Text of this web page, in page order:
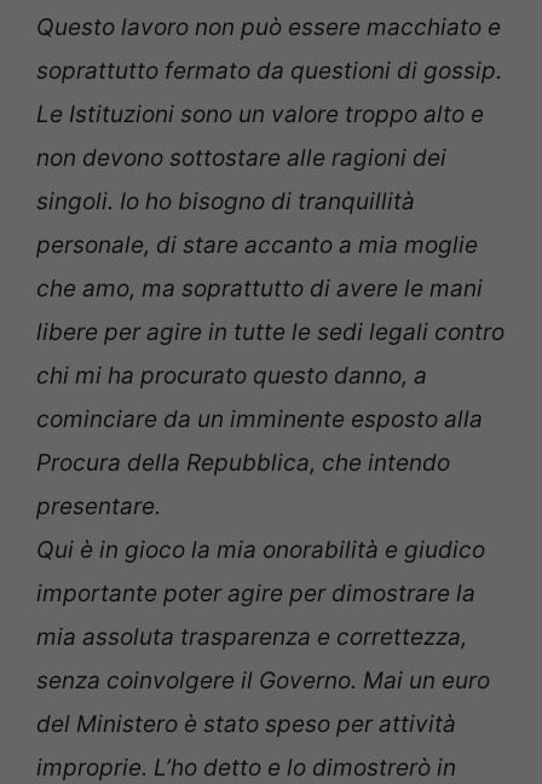
Questo lavoro non può essere macchiato e
soprattutto fermato da questioni di gossip.
Le Istituzioni sono un valore troppo alto e
non devono sottostare alle ragioni dei
singoli. Io ho bisogno di tranquillità
personale, di stare accanto a mia moglie
che amo, ma soprattutto di avere le mani
libere per agire in tutte le sedi legali contro
chi mi ha procurato questo danno, a
cominciare da un imminente esposto alla
Procura della Repubblica, che intendo
presentare.
Qui è in gioco la mia onorabilità e giudico
importante poter agire per dimostrare la
mia assoluta trasparenza e correttezza,
senza coinvolgere il Governo. Mai un euro
del Ministero è stato speso per attività
improprie. L’ho detto e lo dimostrerò in